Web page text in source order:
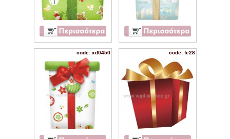
code: xd0450 code: fe28